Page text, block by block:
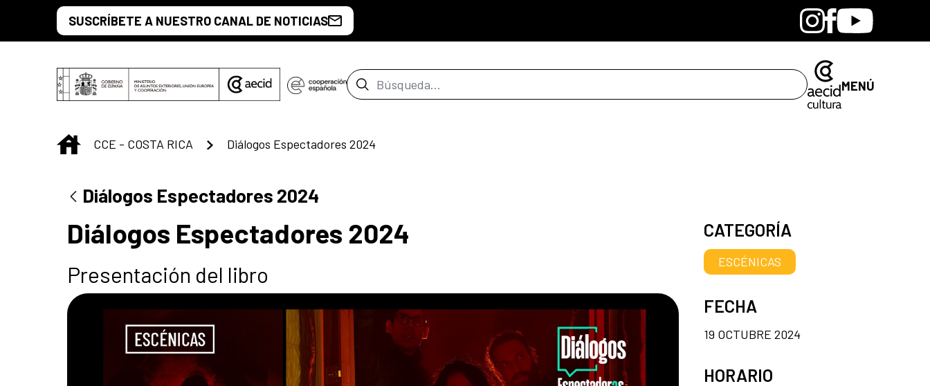
Saltar al contenido principal
SUSCRÍBETE A NUESTRO CANAL DE NOTICIAS BandcampInstagram
Facebook
Youtube
Barra de búsqueda MENÚ
INICIO
CCE - COSTA RICA Diálogos Espectadores 2024
Diálogos Espectadores 2024
Diálogos Espectadores 2024
Presentación del libro
CATEGORÍA
ESCÉNICAS
FECHA
19 OCTUBRE 2024
HORARIO